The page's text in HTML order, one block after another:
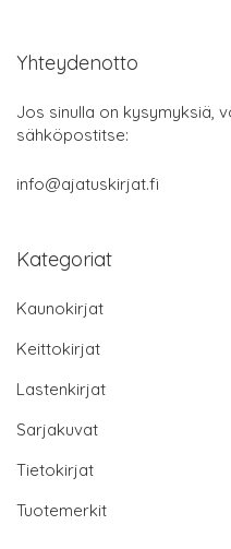
Yhteydenotto
Jos sinulla on kysymyksiä,
sähköpostitse:
info@ajatuskirjat.fi
Kategoriat
Kaunokirjat
Keittokirjat
Lastenkirjat
Sarjakuvat
Tietokirjat
Tuotemerkit